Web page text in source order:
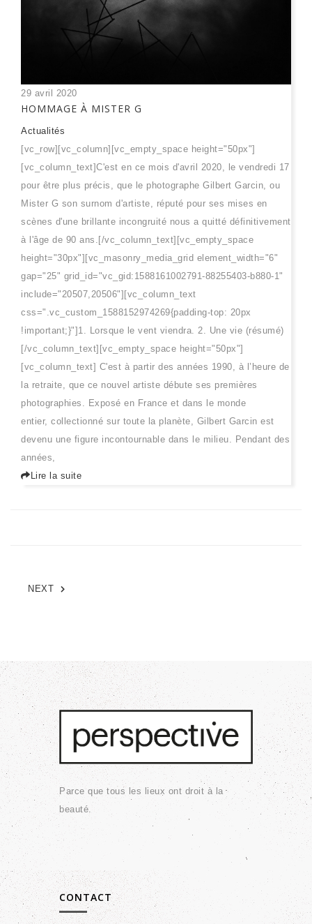
29 avril 2020
HOMMAGE À MISTER G
Actualités
[vc_row][vc_column][vc_empty_space height="50px"]
[vc_column_text]C'est en ce mois d'avril 2020, le vendredi 17
pour être plus précis, que le photographe Gilbert Garcin, ou
Mister G son surnom d'artiste, réputé pour ses mises en
scènes d'une brillante incongruité nous a quitté définitivement
à l'âge de 90 ans.[/vc_column_text][vc_empty_space
height="30px"][vc_masonry_media_grid element_width="6"
gap="25" grid_id="vc_gid:1588161002791-88255403-b880-1"
include="20507,20506"][vc_column_text
css=".vc_custom_1588152974269{padding-top: 20px
!important;}"]1. Lorsque le vent viendra. 2. Une vie (résumé)
[/vc_column_text][vc_empty_space height="50px"]
[vc_column_text] C'est à partir des années 1990, à l’heure de
la retraite, que ce nouvel artiste débute ses premières
photographies. Exposé en France et dans le monde
entier, collectionné sur toute la planète, Gilbert Garcin est
devenu une figure incontournable dans le milieu. Pendant des
années,
Lire la suite
NEXT
Parce que tous les lieux ont droit à la
beauté.
CONTACT